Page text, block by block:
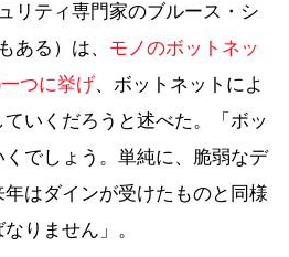
リティ専門家のブルース・シ
ある）は、 モノのボットネッ
つに挙げ、ボットネットによ
いくだろうと述べた。「ボッ
でしょう。単純に、脆弱なデ
はダインが受けたものと同様
りません」。